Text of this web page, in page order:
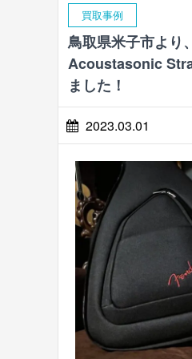
買取事例
鳥取県米子市よ
Acoustasonic
ました！
2023.03.01